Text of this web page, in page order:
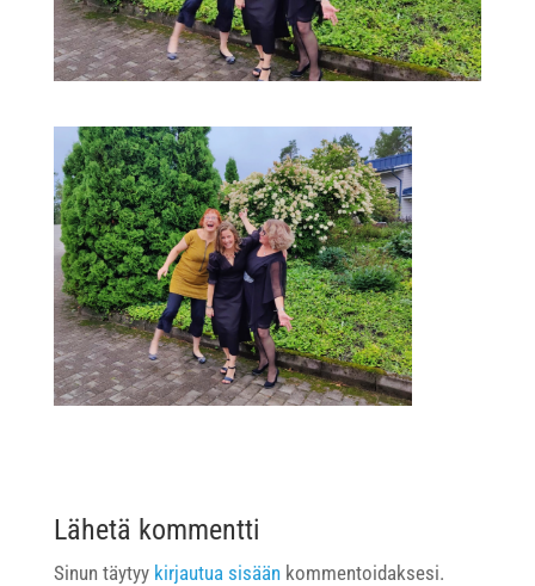
Lähetä kommentti
Sinun täytyy kirjautua sisäänkommentoidaksesi.